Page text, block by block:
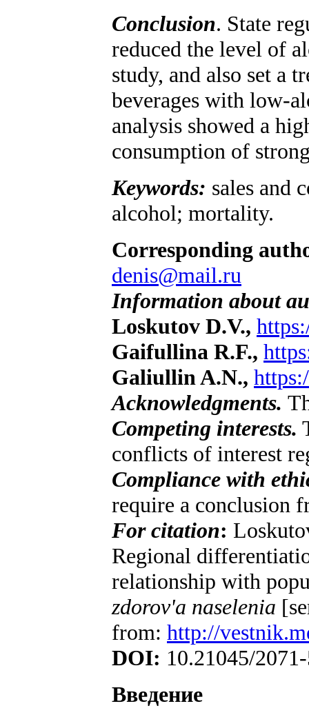
Conclusion. State
reduced the level of
study, and also set a
beverages with low-
analysis showed a
consumption of
Keywords: sales and
alcohol; mortality.
Corresponding
denis@mail.ru
Information about
Loskutov D.V.,
Gaifullina R.F.,
Galiullin A.N.,
Acknowledgments.
Competing interests.
conflicts of interest
Compliance with
require a conclusion
For citation:
Regional
relationship with
zdorov'a naselenia
from: http://
DOI: 10.21045/
Введение